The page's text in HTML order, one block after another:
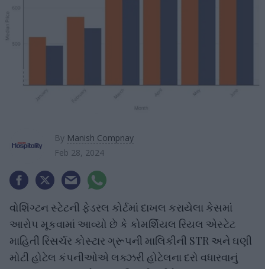
By Manish Compnay
Feb 28, 2024
વોશિંગ્ટન સ્ટેટની ફેડરલ કોર્ટમાં દાખલ કરાયેલા કેસમાં
આરોપ મૂકવામાં આવ્યો છે કે કોમર્શિયલ રિયલ એસ્ટેટ
માહિતી રિસર્ચર કોસ્ટાર ગ્રૂપની માલિકીની STR અને ઘણી
મોટી હોટેલ કંપનીઓએ લક્ઝરી હોટેલના દરો વધારવાનું